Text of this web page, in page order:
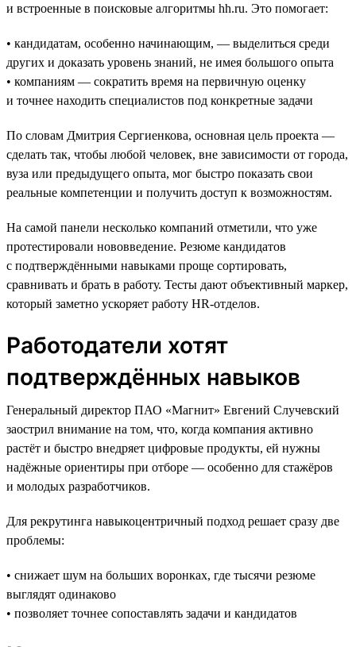
и встроенные в поисковые алгоритмы hh.ru. Это помогает:
• кандидатам, особенно начинающим, — выделиться среди
других и доказать уровень знаний, не имея большого опыта
• компаниям — сократить время на первичную оценку
и точнее находить специалистов под конкретные задачи
По словам Дмитрия Сергиенкова, основная цель проекта —
сделать так, чтобы любой человек, вне зависимости от города,
вуза или предыдущего опыта, мог быстро показать свои
реальные компетенции и получить доступ к возможностям.
На самой панели несколько компаний отметили, что уже
протестировали нововведение. Резюме кандидатов
с подтверждёнными навыками проще сортировать,
сравнивать и брать в работу. Тесты дают объективный маркер,
который заметно ускоряет работу HR-отделов.
Работодатели хотят
подтверждённых навыков
Генеральный директор ПАО «Магнит» Евгений Случевский
заострил внимание на том, что, когда компания активно
растёт и быстро внедряет цифровые продукты, ей нужны
надёжные ориентиры при отборе — особенно для стажёров
и молодых разработчиков.
Для рекрутинга навыкоцентричный подход решает сразу две
проблемы:
• снижает шум на больших воронках, где тысячи резюме
выглядят одинаково
• позволяет точнее сопоставлять задачи и кандидатов